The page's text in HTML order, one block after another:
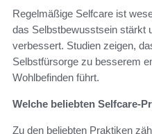
Regelmäßige Selfcare ist
das Selbstbewusstsein stärkt
verbessert. Studien zeigen,
Selbstfürsorge zu besserem
Wohlbefinden führt.
Welche beliebten Selfcare-
Zu den beliebten Praktiken